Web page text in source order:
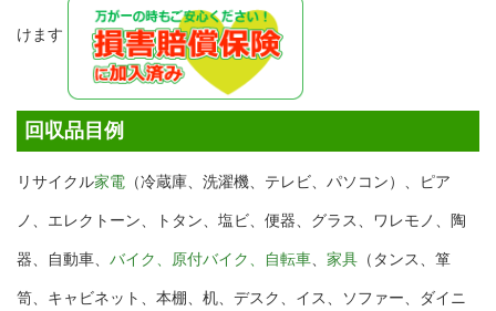
けます
回収品目例
リサイクル家電 （冷蔵庫、洗濯機、テレビ、パソコン）、ピア
ノ、エレクトーン、トタン、塩ビ、便器、グラス、ワレモノ、陶
器、自動車、 バイク、原付バイク、自転車、 家具 （タンス、箪
笥、キャビネット、本棚、机、デスク、イス、ソファー、ダイニ